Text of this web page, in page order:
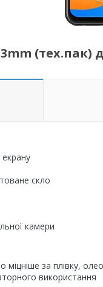
(тех.пак)
скло
камери
міцніше за плівку,
використання